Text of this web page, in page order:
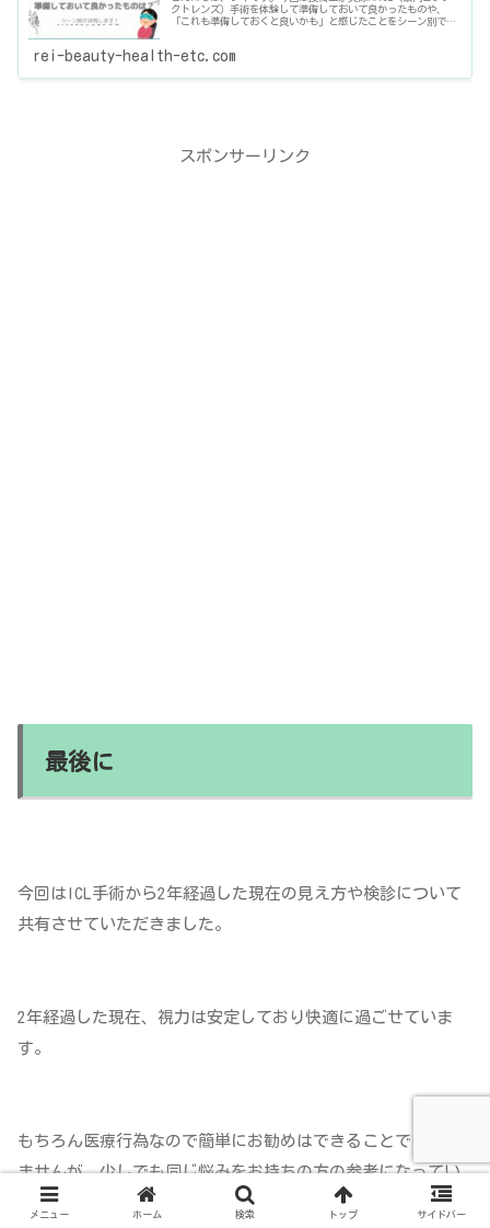
クトレンズ）手術を体験して準備しておいて良かったものや、
「これも準備しておくと良いかも」と感じたことをシーン別で皆
rei-beauty-health-etc.com
スポンサーリンク
最後に
今回はICL手術から2年経過した現在の見え方や検診について
共有させていただきました。
2年経過した現在、視力は安定しており快適に過ごせていま
す。
もちろん医療行為なので簡単にお勧めはできることではあり
ませんが、少しでも同じ悩みをお持ちの方の参考になってい
たら嬉しいです。
メニュー ホーム 検索 トップ サイドバー